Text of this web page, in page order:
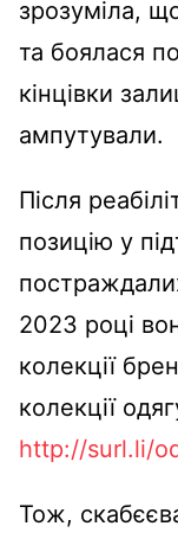
зрозуміла,
та боялася
кінцівки
ампутували.
Після
позицію у
2023 році
колекції
колекції
http://surl.li/
Тож,